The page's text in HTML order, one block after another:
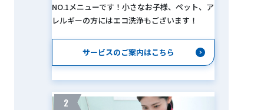
NO.1メニューです！小さなお子様、ペット、ア
レルギーの方にはエコ洗浄もございます！
サービスのご案内はこちら
2